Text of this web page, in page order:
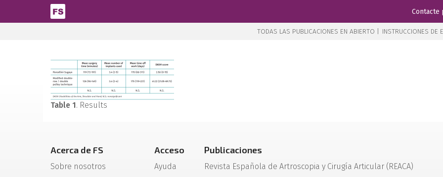
Pasar al contenido principal
Contacte
TODAS LAS PUBLICACIONES EN ABIERTO | INSTRUCCIONES DE
Table 1. Results
Acerca de FS
Sobre nosotros
Acceso
Ayuda
Publicaciones
Revista Española de Artroscopia y Cirugía Articular (REACA)